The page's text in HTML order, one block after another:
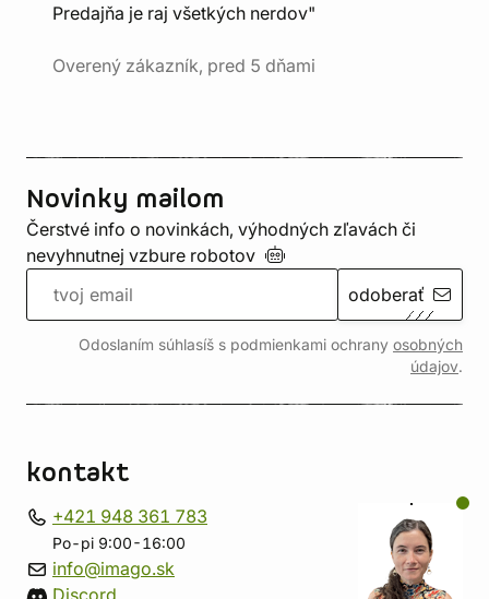
Predajňa je raj všetkých nerdov"
Overený zákazník, pred 5 dňami
Novinky mailom
Čerstvé info o novinkách, výhodných zľavách či
nevyhnutnej vzbure robotov
odoberať
Odoslaním súhlasíš s podmienkami ochrany osobných
údajov.
kontakt
+421 948 361 783
Po-pi 9:00-16:00
info@imago.sk
Discord